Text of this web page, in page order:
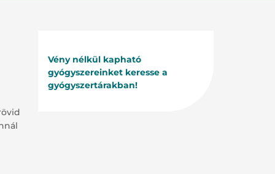
Vény nélkül kapható
gyógyszereinket keresse a
gyógyszertárakban!